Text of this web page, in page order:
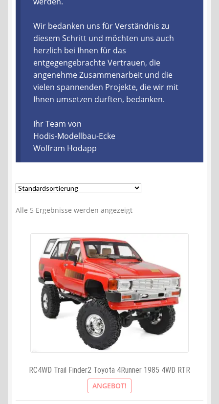
Batterien- und Akku Verordnung
Elektro- und Elektronikgeräte Verordnung
Öle- und Schmierstoff Verordnung
Vereine & Foren
Kontakt
Wir bedanken uns für Verständnis zu
diesem Schritt und möchten uns auch
herzlich bei Ihnen für das
entgegengebrachte Vertrauen, die
angenehme Zusammenarbeit und die
vielen spannenden Projekte, die wir mit
Ihnen umsetzen durften, bedanken.
Ihr Team von
Hodis-Modellbau-Ecke
Wolfram Hodapp
Alle 5 Ergebnisse werden angezeigt
RC4WD Trail Finder2 Toyota 4Runner 1985 4WD RTR
ANGEBOT!